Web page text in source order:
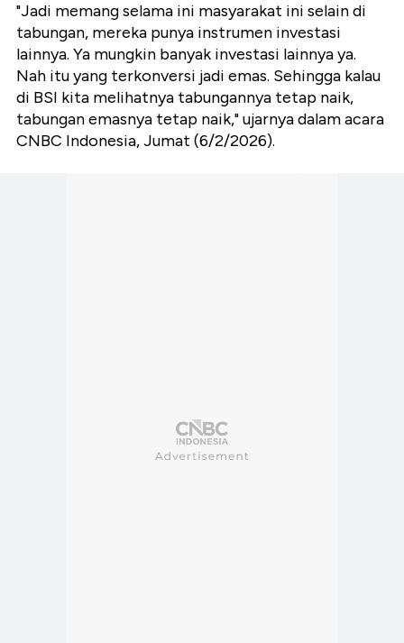
"Jadi memang selama ini masyarakat ini selain di
tabungan, mereka punya instrumen investasi
lainnya. Ya mungkin banyak investasi lainnya ya.
Nah itu yang terkonversi jadi emas. Sehingga kalau
di BSI kita melihatnya tabungannya tetap naik,
tabungan emasnya tetap naik," ujarnya dalam acara
CNBC Indonesia, Jumat (6/2/2026).